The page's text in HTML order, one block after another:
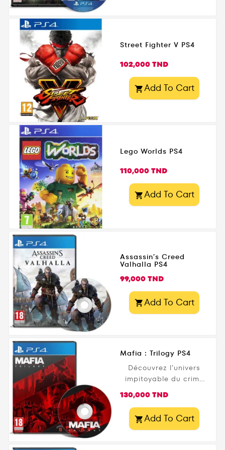
Street Fighter V PS4
Prix
102,000 TND
Add To Cart
Lego Worlds PS4
Prix
110,000 TND
Add To Cart
Assassin’s Creed
Valhalla PS4
Prix
99,000 TND
Add To Cart
Mafia : Trilogy PS4
Découvrez l’univers
impitoyable du crime
organisé avec Mafia
Trilogy PS4 ! Cette
collection signée 2K
Games regroupe les
Prix
130,000 TND
Add To Cart